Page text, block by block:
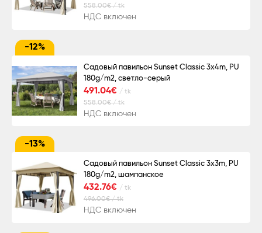
558.00€ / tk
НДС включен
-12%
Садовый павильон Sunset Classic 3x4m, PU
180g/m2, светло-серый
491.04€ / tk
558.00€ / tk
НДС включен
-13%
Садовый павильон Sunset Classic 3x3m, PU
180g/m2, шампанское
432.76€ / tk
496.00€ / tk
НДС включен